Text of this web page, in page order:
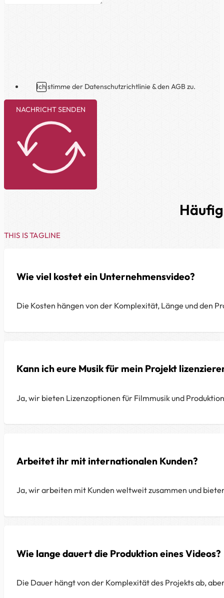
Ich stimme der Datenschutzrichtlinie & den AGB zu.
NACHRICHT SENDEN
THIS IS TAGLINE
Wie viel kostet ein Unternehmensvideo?
Die Kosten hängen von der Komplexität, Länge und den
Kann ich eure Musik für mein Projekt
Ja, wir bieten Lizenzoptionen für Filmmusik und
Arbeitet ihr mit internationalen Kunden?
Ja, wir arbeiten mit Kunden weltweit zusammen und
Wie lange dauert die Produktion eines Videos?
Die Dauer hängt von der Komplexität des Projekts ab,